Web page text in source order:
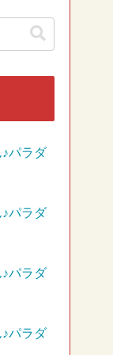
パラダ
パラダ
パラダ
パラダ